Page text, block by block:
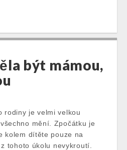
být mámou,
rodiny je velmi velkou
mění. Zpočátku je
kolem dítěte pouze na
tohoto úkolu nevykroutí.